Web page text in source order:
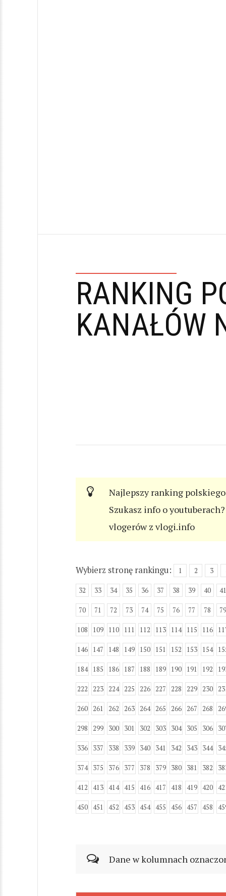
RANKING
KANAŁÓW
Najlepszy ranking
Szukasz info o
vlogerów z vlogi.info
Wybierz stronę rankingu: 1 2 3
32 33 34 35 36 37 38 39 40 41
70 71 72 73 74 75 76 77 78 79
108 109 110 111 112 113 114 115 116
146 147 148 149 150 151 152 153 154
184 185 186 187 188 189 190 191 192
222 223 224 225 226 227 228 229 230
260 261 262 263 264 265 266 267 268
298 299 300 301 302 303 304 305 306
336 337 338 339 340 341 342 343 344
374 375 376 377 378 379 380 381 382
412 413 414 415 416 417 418 419 420
450 451 452 453 454 455 456 457 458
Dane w kolumnach